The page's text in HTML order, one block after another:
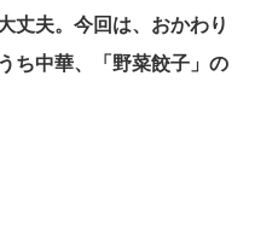
丈夫。今回は、おかわり
ち中華、「野菜餃子」の